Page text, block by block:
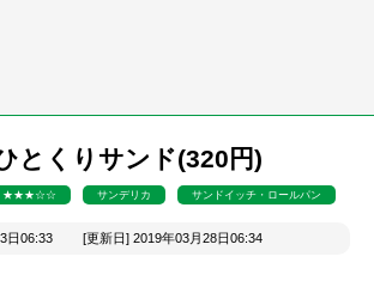
とくりサンド(320円)
★★★☆☆ サンデリカ サンドイッチ・ロールパン
日06:33 [更新日] 2019年03月28日06:34